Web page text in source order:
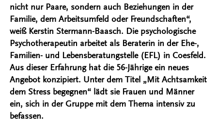
nicht nur Paare, sondern auch Beziehungen in der
Familie, dem Arbeitsumfeld oder Freundschaften“,
weiß Kerstin Stermann-Baasch. Die psychologische
Psychotherapeutin arbeitet als Beraterin in der Ehe-,
Familien- und Lebensberatungstelle (EFL) in Coesfeld.
Aus dieser Erfahrung hat die 56-Jährige ein neues
Angebot konzipiert. Unter dem Titel „Mit Achtsamkeit
dem Stress begegnen“ lädt sie Frauen und Männer
ein, sich in der Gruppe mit dem Thema intensiv zu
befassen.